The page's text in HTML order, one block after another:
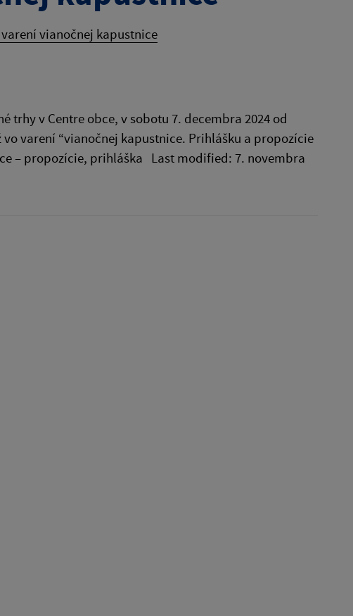
varení vianočnej kapustnice
v Centre obce, v sobotu 7. decembra 2024 od
varení “vianočnej kapustnice. Prihlášku a propozície
– propozície, prihláška Last modified: 7. novembra